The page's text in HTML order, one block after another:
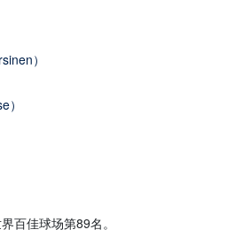
）
百佳球场第89名。